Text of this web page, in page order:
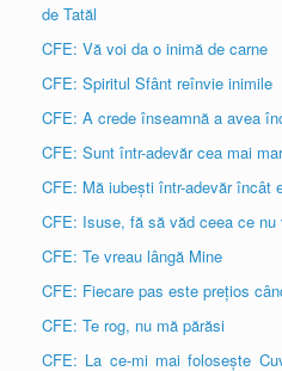
de Tatăl
CFE: Vă voi da o inimă de carne
CFE: Spiritul Sfânt reînvie inimile
CFE: A crede înseamnă a avea
CFE: Sunt într-adevăr cea mai
CFE: Mă iubești într-adevăr încât
CFE: Isuse, fă să văd ceea ce nu
CFE: Te vreau lângă Mine
CFE: Fiecare pas este prețios
CFE: Te rog, nu mă părăsi
CFE: La ce-mi mai folosește